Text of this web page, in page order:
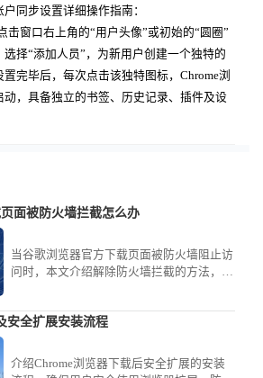
同步设置详细操作指南：
击窗口右上角的“用户头像”或初始的“圆圈”
选择“添加人员”，为新用户创建一个独特的
完毕后，每次点击该独特图标，Chrome浏
动，具备独立的书签、历史记录、插件及设
面被防火墙拦截怎么办
当谷歌浏览器官方下载页面被防火墙阻止访
问时，本文介绍解除防火墙拦截的方法，保
安全扩展安装流程
介绍Chrome浏览器下载后安全扩展的安装